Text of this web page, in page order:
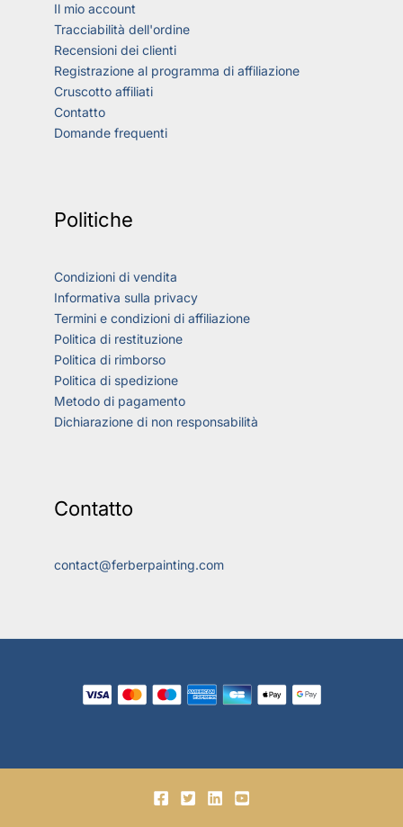
Il mio account
Tracciabilità dell'ordine
Recensioni dei clienti
Registrazione al programma di affiliazione
Cruscotto affiliati
Contatto
Domande frequenti
Politiche
Condizioni di vendita
Informativa sulla privacy
Termini e condizioni di affiliazione
Politica di restituzione
Politica di rimborso
Politica di spedizione
Metodo di pagamento
Dichiarazione di non responsabilità
Contatto
contact@ferberpainting.com